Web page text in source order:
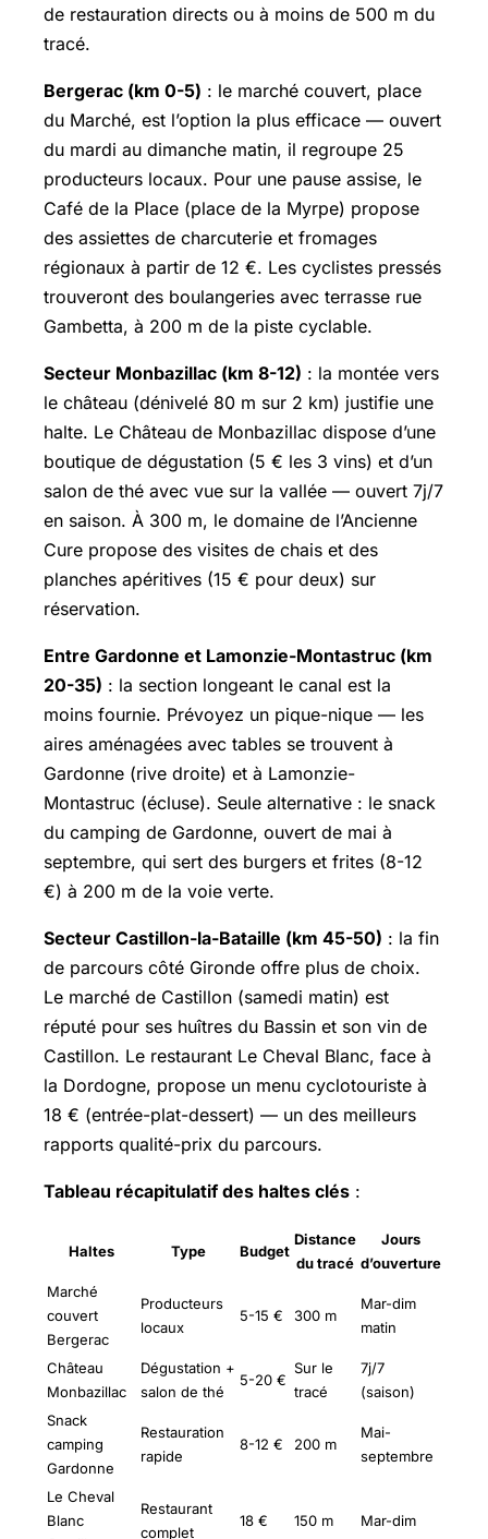
de restauration directs ou à moins de 500 m du
tracé.
Bergerac (km 0-5) : le marché couvert, place
du Marché, est l’option la plus efficace — ouvert
du mardi au dimanche matin, il regroupe 25
producteurs locaux. Pour une pause assise, le
Café de la Place (place de la Myrpe) propose
des assiettes de charcuterie et fromages
régionaux à partir de 12 €. Les cyclistes pressés
trouveront des boulangeries avec terrasse rue
Gambetta, à 200 m de la piste cyclable.
Secteur Monbazillac (km 8-12) : la montée vers
le château (dénivelé 80 m sur 2 km) justifie une
halte. Le Château de Monbazillac dispose d’une
boutique de dégustation (5 € les 3 vins) et d’un
salon de thé avec vue sur la vallée — ouvert 7j/7
en saison. À 300 m, le domaine de l’Ancienne
Cure propose des visites de chais et des
planches apéritives (15 € pour deux) sur
réservation.
Entre Gardonne et Lamonzie-Montastruc (km
20-35) : la section longeant le canal est la
moins fournie. Prévoyez un pique-nique — les
aires aménagées avec tables se trouvent à
Gardonne (rive droite) et à Lamonzie-
Montastruc (écluse). Seule alternative : le snack
du camping de Gardonne, ouvert de mai à
septembre, qui sert des burgers et frites (8-12
€) à 200 m de la voie verte.
Secteur Castillon-la-Bataille (km 45-50) : la fin
de parcours côté Gironde offre plus de choix.
Le marché de Castillon (samedi matin) est
réputé pour ses huîtres du Bassin et son vin de
Castillon. Le restaurant Le Cheval Blanc, face à
la Dordogne, propose un menu cyclotouriste à
18 € (entrée-plat-dessert) — un des meilleurs
rapports qualité-prix du parcours.
Tableau récapitulatif des haltes clés :
Haltes Type Budget
Distance
du tracé
Jours
d’ouverture
Marché
couvert
Bergerac
Producteurs
locaux
5-15 € 300 m
Mar-dim
matin
Château
Monbazillac
Dégustation +
salon de thé
5-20 €
Sur le
tracé
7j/7
(saison)
Snack
camping
Gardonne
Restauration
rapide
8-12 € 200 m
Mai-
septembre
Le Cheval
Blanc
Restaurant
complet
18 € 150 m Mar-dim